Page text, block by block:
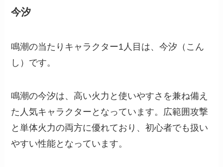
今汐
鳴潮の当たりキャラクター1人目は、今汐（こん
し）です。
鳴潮の今汐は、高い火力と使いやすさを兼ね備え
た人気キャラクターとなっています。広範囲攻撃
と単体火力の両方に優れており、初心者でも扱い
やすい性能となっています。